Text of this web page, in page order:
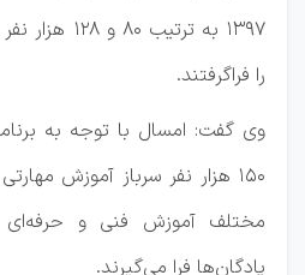
۱۳۹۷ به
را فراگرفتند.
وی گفت: امسال با توجه به
۱۵۰ هزار نفر سرباز آموزش
مختلف آموزش فنی و
پادگان‌ها فرا می‌گیرند.